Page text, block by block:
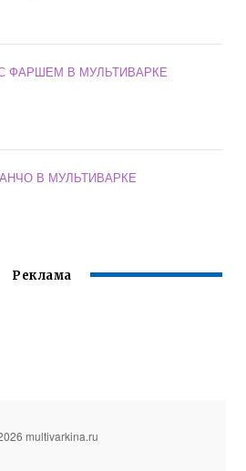
ФАРШЕМ В МУЛЬТИВАРКЕ
В МУЛЬТИВАРКЕ
Реклама
multivarkina.ru